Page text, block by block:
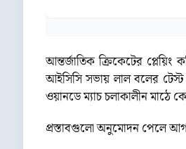
আন্তর্জাতিক ক্রিকেটের
আইসিসি সভায় লাল বলের টেস্ট
ওয়ানডে ম্যাচ চলাকালীন মাঠে
প্রস্তাবগুলো অনুমোদন পেলে